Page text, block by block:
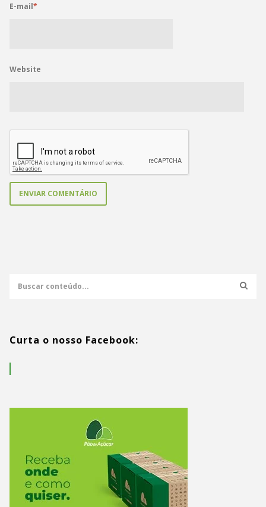
E-mail*
Website
Curta o nosso Facebook: